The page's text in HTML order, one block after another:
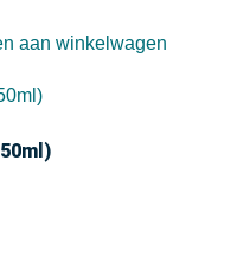
aan winkelwagen